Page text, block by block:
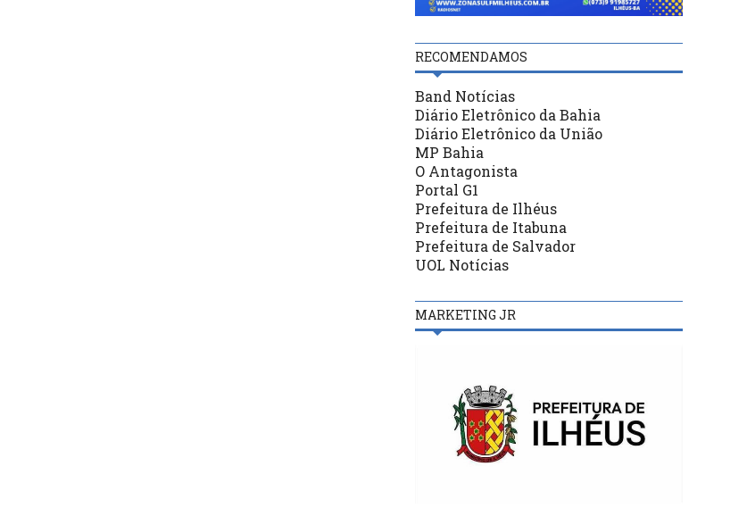
RECOMENDAMOS
Band Notícias
Diário Eletrônico da Bahia
Diário Eletrônico da União
MP Bahia
O Antagonista
Portal G1
Prefeitura de Ilhéus
Prefeitura de Itabuna
Prefeitura de Salvador
UOL Notícias
MARKETING JR